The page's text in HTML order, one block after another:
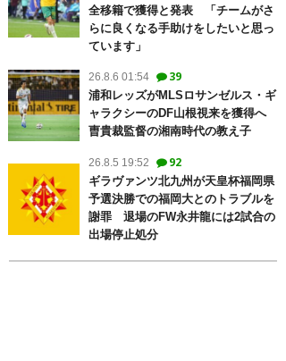
全移籍で獲得と発表 「チームがさ
らに良くなる手助けをしたいと思っ
ています」
26.8.6 01:54 39
浦和レッズがMLSロサンゼルス・ギ
ャラクシーのDF山根視来を獲得へ
曺貴裁監督の湘南時代の教え子
26.8.5 19:52 92
ギラヴァンツ北九州が天皇杯福岡県
予選決勝での福岡大とのトラブルを
謝罪 退場のFW永井龍には2試合の
出場停止処分